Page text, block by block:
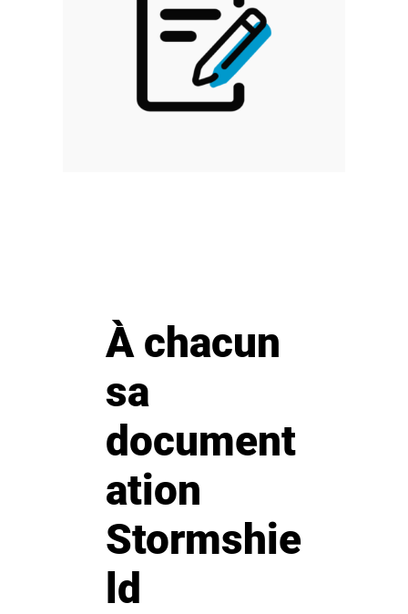
À chacun
sa
document
ation
Stormshie
ld